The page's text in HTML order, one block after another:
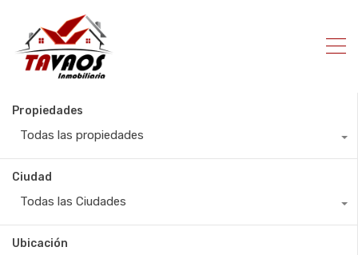
Propiedades
Todas las propiedades
Ciudad
Todas las Ciudades
Ubicación